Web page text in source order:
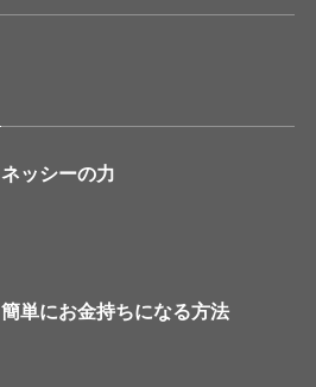
ネッシーの力
簡単にお金持ちになる方法